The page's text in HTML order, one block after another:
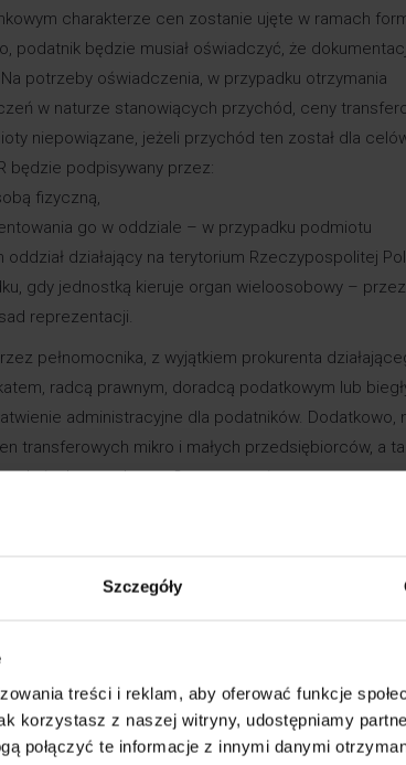
Szczegóły
treści i reklam, aby oferować funkcje
korzystasz z naszej witryny, udostępniamy
połączyć te informacje z innymi danymi
charakterze cen zostanie ujęte w ramach
podatnik będzie musiał oświadczyć, że
potrzeby oświadczenia, w przypadku otrzymania
w naturze stanowiących przychód, ceny
niepowiązane, jeżeli przychód ten został dla
będzie podpisywany przez:
fizyczną,
go w oddziale – w przypadku podmiotu
działający na terytorium Rzeczypospolitej
gdy jednostką kieruje organ wieloosobowy –
reprezentacji.
pełnomocnika, z wyjątkiem prokurenta
radcą prawnym, doradcą podatkowym lub
administracyjne dla podatników. Dodatkowo,
transferowych mikro i małych przedsiębiorców, a
są rynkowe. Oznacza to, że teoretyczne
i tak może wiązać się z koniecznością
cen. Zakładamy, że jest to niedopatrzenie
na koniec:
sporządzenia dokumentacji cen transferowych,
formularza TP-R, w tym oświadczenia o
dokumentacji grupowej.
racjonalne zaplanowanie procesu